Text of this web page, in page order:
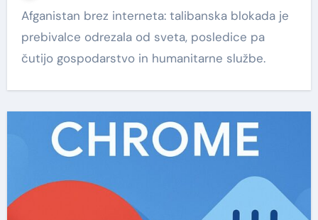
Afganistan brez interneta: talibanska blokada je
prebivalce odrezala od sveta, posledice pa
čutijo gospodarstvo in humanitarne službe.